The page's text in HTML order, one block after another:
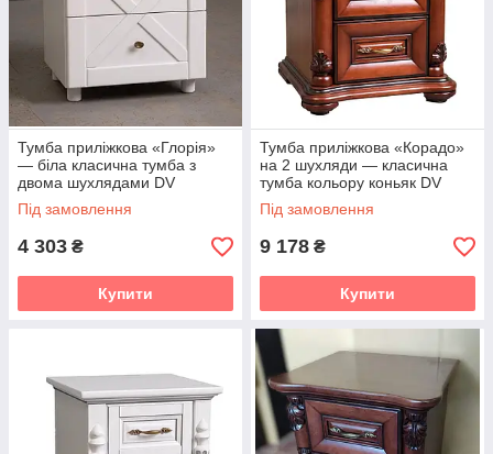
Тумба приліжкова «Глорія»
— біла класична тумба з
двома шухлядами DV
Під замовлення
4 303 ₴
Купити
Тумба приліжкова «Корадо»
на 2 шухляди — класична
тумба кольору коньяк DV
Під замовлення
9 178 ₴
Купити